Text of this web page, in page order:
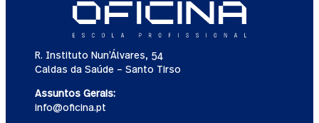
R. Instituto Nun’Álvares, 54
Caldas da Saúde – Santo Tirso
Assuntos Gerais:
info@oficina.pt